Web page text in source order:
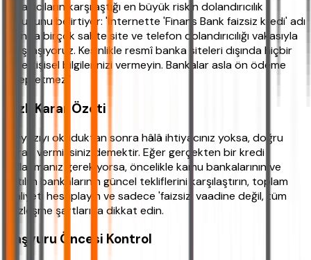
kullanıcıların karşılaştığı en büyük riskin dolandırıcılık
olduğunu belirtiyor: 'İnternette 'Finans Bank faizsiz kredi' adı
altında birçok sahte site ve telefon dolandırıcılığı vakasıyla
karşılaşıyoruz. Kesinlikle resmî banka siteleri dışında hiçbir
yere kişisel bilgilerinizi vermeyin. Bankalar asla ön ödeme
talep etmez.'
Hızlı Karar Özeti
Bu yazıyı okuduktan sonra hâlâ ihtiyacınız yoksa, doğru
kararı vermişsiniz demektir. Eğer gerçekten bir kredi
kullanmanız gerekiyorsa, öncelikle kamu bankalarının ve
katılım bankalarının güncel tekliflerini karşılaştırın, toplam
maliyeti hesaplayın ve sadece 'faizsiz' vaadine değil, tüm
sözleşme şartlarına dikkat edin.
Başvuru Öncesi Kontrol